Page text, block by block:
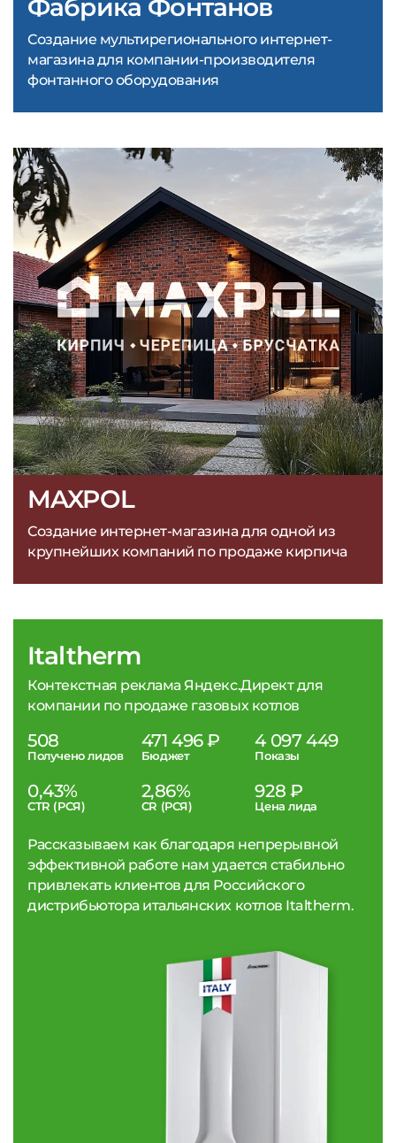
MAXPOL
Создание интернет-магазина для одной из
крупнейших компаний по продаже кирпича
Фабрика Фонтанов
Создание мультирегионального интернет-
магазина для компании-производителя
фонтанного оборудования
Italtherm
Контекстная реклама Яндекс.Директ для
компании по продаже газовых котлов
508
Получено лидов
471 496 ₽
Бюджет
4 097 449
Показы
0,43%
CTR (РСЯ)
2,86%
CR (РСЯ)
928 ₽
Цена лида
Рассказываем как благодаря непрерывной
эффективной работе нам удается стабильно
привлекать клиентов для Российского
дистрибьютора итальянских котлов Italtherm.